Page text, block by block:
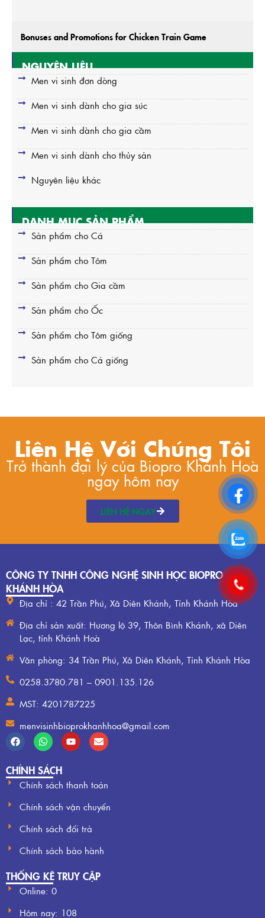
Bonuses and Promotions for Chicken Train Game
NGUYÊN LIỆU
Men vi sinh đơn dòng
Men vi sinh dành cho gia súc
Men vi sinh dành cho gia cầm
Men vi sinh dành cho thủy sản
Nguyên liệu khác
DANH MỤC SẢN PHẨM
Sản phẩm cho Cá
Sản phẩm cho Tôm
Sản phẩm cho Gia cầm
Sản phẩm cho Ốc
Sản phẩm cho Tôm giống
Sản phẩm cho Cá giống
Liên Hệ Với Chúng Tôi
Trở thành đại lý của Biopro Khánh Hoà
ngay hôm nay
LIÊN HỆ NGAY
CÔNG TY TNHH CÔNG NGHỆ SINH HỌC BIOPRO
KHÁNH HÒA
Địa chỉ : 42 Trần Phú, Xã Diên Khánh, Tỉnh Khánh Hòa
Địa chỉ sản xuất: Hương lộ 39, Thôn Bình Khánh, xã Diên
Lạc, tỉnh Khánh Hoà
Văn phòng: 34 Trần Phú, Xã Diên Khánh, Tỉnh Khánh Hòa
0258.3780.781 – 0901.135.126
MST: 4201787225
menvisinhbioprokhanhhoa@gmail.com
CHÍNH SÁCH
Chính sách thanh toán
Chính sách vận chuyển
Chính sách đổi trả
Chính sách bảo hành
THỐNG KÊ TRUY CẬP
Online: 0
Hôm nay: 108